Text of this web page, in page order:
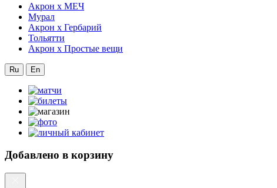
Акрон x МЕЧ
Мурал
Акрон x Гербарий
Тольятти
Акрон x Простые вещи
Ru En
Добавлено в корзину